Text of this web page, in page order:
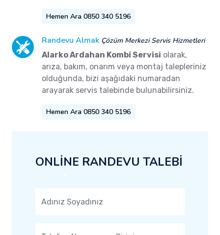
Hemen Ara 0850 340 5196
Randevu Almak Çözüm Merkezi Servis Hizmetleri
Alarko Ardahan Kombi Servisi olarak,
arıza, bakım, onarım veya montaj talepleriniz
olduğunda, bizi aşağıdaki numaradan
arayarak servis talebinde bulunabilirsiniz.
Hemen Ara 0850 340 5196
ONLİNE RANDEVU TALEBİ